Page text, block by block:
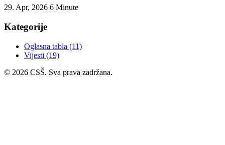
29. Apr, 2026 6 Minute
Kategorije
Oglasna tabla (11)
Vijesti (19)
© 2026 CSŠ. Sva prava zadržana.